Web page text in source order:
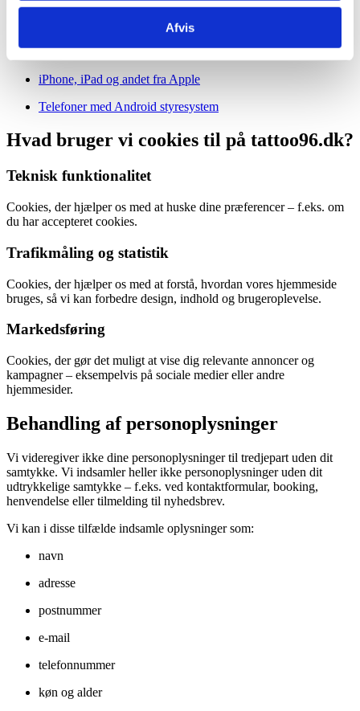
Afvis
Flash cookies (alle browsere)
iPhone, iPad og andet fra Apple
Telefoner med Android styresystem
Hvad bruger vi cookies til på tattoo96.dk?
Teknisk funktionalitet
Cookies, der hjælper os med at huske dine præferencer – f.eks. om
du har accepteret cookies.
Trafikmåling og statistik
Cookies, der hjælper os med at forstå, hvordan vores hjemmeside
bruges, så vi kan forbedre design, indhold og brugeroplevelse.
Markedsføring
Cookies, der gør det muligt at vise dig relevante annoncer og
kampagner – eksempelvis på sociale medier eller andre
hjemmesider.
Behandling af personoplysninger
Vi videregiver ikke dine personoplysninger til tredjepart uden dit
samtykke. Vi indsamler heller ikke personoplysninger uden dit
udtrykkelige samtykke – f.eks. ved kontaktformular, booking,
henvendelse eller tilmelding til nyhedsbrev.
Vi kan i disse tilfælde indsamle oplysninger som:
navn
adresse
postnummer
e-mail
telefonnummer
køn og alder